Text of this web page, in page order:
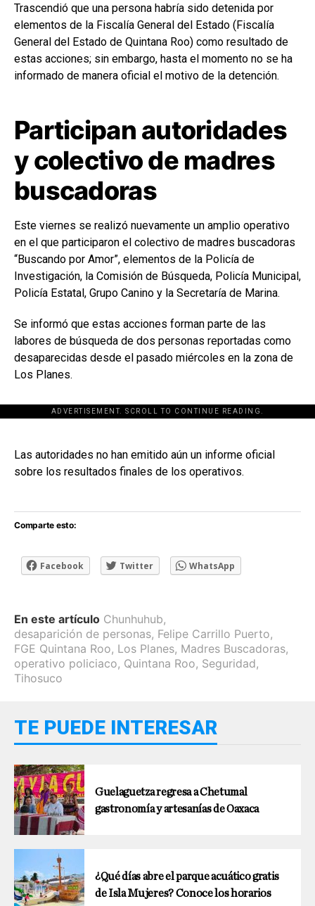
Trascendió que una persona habría sido detenida por
elementos de la Fiscalía General del Estado (Fiscalía
General del Estado de Quintana Roo) como resultado de
estas acciones; sin embargo, hasta el momento no se ha
informado de manera oficial el motivo de la detención.
Participan autoridades
y colectivo de madres
buscadoras
Este viernes se realizó nuevamente un amplio operativo
en el que participaron el colectivo de madres buscadoras
“Buscando por Amor”, elementos de la Policía de
Investigación, la Comisión de Búsqueda, Policía Municipal,
Policía Estatal, Grupo Canino y la Secretaría de Marina.
Se informó que estas acciones forman parte de las
labores de búsqueda de dos personas reportadas como
desaparecidas desde el pasado miércoles en la zona de
Los Planes.
ADVERTISEMENT. SCROLL TO CONTINUE READING.
[adsforwp id="243463"]
Las autoridades no han emitido aún un informe oficial
sobre los resultados finales de los operativos.
Comparte esto:
Facebook Twitter WhatsApp
En este artículo Chunhuhub,
desaparición de personas, Felipe Carrillo Puerto,
FGE Quintana Roo, Los Planes, Madres Buscadoras,
operativo policiaco, Quintana Roo, Seguridad,
Tihosuco
TE PUEDE INTERESAR
Guelaguetza regresa a Chetumal
gastronomía y artesanías de Oaxaca
¿Qué días abre el parque acuático gratis
de Isla Mujeres? Conoce los horarios